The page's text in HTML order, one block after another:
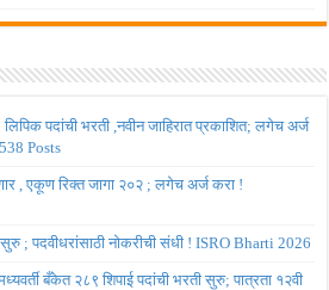
पदांची भरती ,नवीन जाहिरात प्रकाशित; लगेच अर्ज
Posts
, एकूण रिक्त जागा २०२ ; लगेच अर्ज करा !
; पदवीधरांसाठी नोकरीची संधी ! ISRO Bharti 2026
बँकेत २८९ शिपाई पदांची भरती सुरु; पात्रता १२वी